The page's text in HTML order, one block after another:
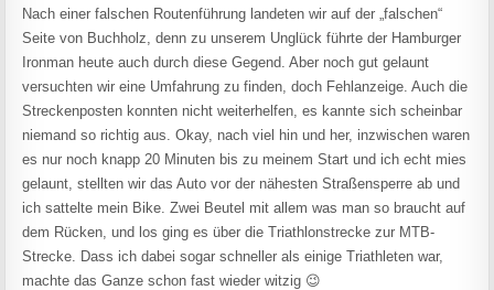
Nach einer falschen Routenführung landeten wir auf der „falschen“
Seite von Buchholz, denn zu unserem Unglück führte der Hamburger
Ironman heute auch durch diese Gegend. Aber noch gut gelaunt
versuchten wir eine Umfahrung zu finden, doch Fehlanzeige. Auch die
Streckenposten konnten nicht weiterhelfen, es kannte sich scheinbar
niemand so richtig aus. Okay, nach viel hin und her, inzwischen waren
es nur noch knapp 20 Minuten bis zu meinem Start und ich echt mies
gelaunt, stellten wir das Auto vor der nähesten Straßensperre ab und
ich sattelte mein Bike. Zwei Beutel mit allem was man so braucht auf
dem Rücken, und los ging es über die Triathlonstrecke zur MTB-
Strecke. Dass ich dabei sogar schneller als einige Triathleten war,
machte das Ganze schon fast wieder witzig 😉